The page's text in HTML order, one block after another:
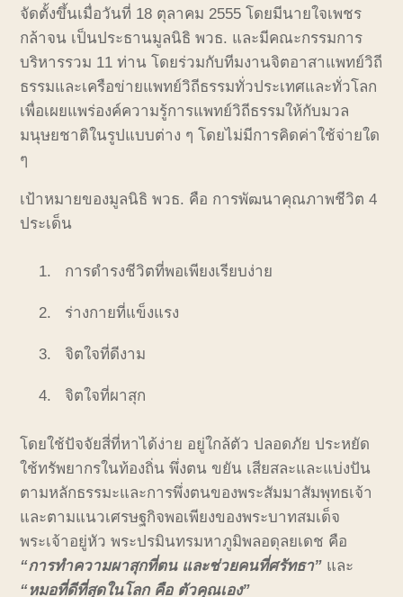
จัดตั้งขึ้นเมื่อวันที่ 18 ตุลาคม 2555 โดยมีนายใจเพชร
กล้าจน เป็นประธานมูลนิธิ พวธ. และมีคณะกรรมการ
บริหารรวม 11 ท่าน โดยร่วมกับทีมงานจิตอาสาแพทย์วิถี
ธรรมและเครือข่ายแพทย์วิถีธรรมทั่วประเทศและทั่วโลก
เพื่อเผยแพร่องค์ความรู้การแพทย์วิถีธรรมให้กับมวล
มนุษยชาติในรูปแบบต่าง ๆ โดยไม่มีการคิดค่าใช้จ่ายใด
ๆ
เป้าหมายของมูลนิธิ พวธ. คือ การพัฒนาคุณภาพชีวิต 4
ประเด็น
การดำรงชีวิตที่พอเพียงเรียบง่าย
ร่างกายที่แข็งแรง
จิตใจที่ดีงาม
จิตใจที่ผาสุก
โดยใช้ปัจจัยสี่ที่หาได้ง่าย อยู่ใกล้ตัว ปลอดภัย ประหยัด
ใช้ทรัพยากรในท้องถิ่น พึ่งตน ขยัน เสียสละและแบ่งปัน
ตามหลักธรรมะและการพึ่งตนของพระสัมมาสัมพุทธเจ้า
และตามแนวเศรษฐกิจพอเพียงของพระบาทสมเด็จ
พระเจ้าอยู่หัว พระปรมินทรมหาภูมิพลอดุลยเดช คือ
“การทำความผาสุกที่ตน และช่วยคนที่ศรัทธา” และ
“หมอที่ดีที่สุดในโลก คือ ตัวคุณเอง”